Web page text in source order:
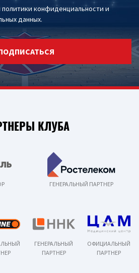
политики конфиденциальности и
данных.
КЛУБА
ГЕНЕРАЛЬНЫЙ ПАРТНЕР
ГЕНЕРАЛЬНЫЙ
ПАРТНЕР
ОФИЦИАЛЬНЫЙ
ПАРТНЕР